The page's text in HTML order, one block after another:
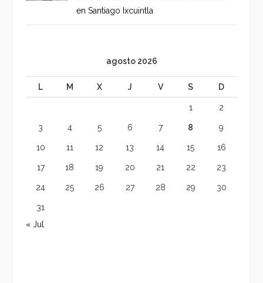
en Santiago Ixcuintla
agosto 2026
L M X J V S D
1 2
3 4 5 6 7 8 9
10 11 12 13 14 15 16
17 18 19 20 21 22 23
24 25 26 27 28 29 30
31
« Jul